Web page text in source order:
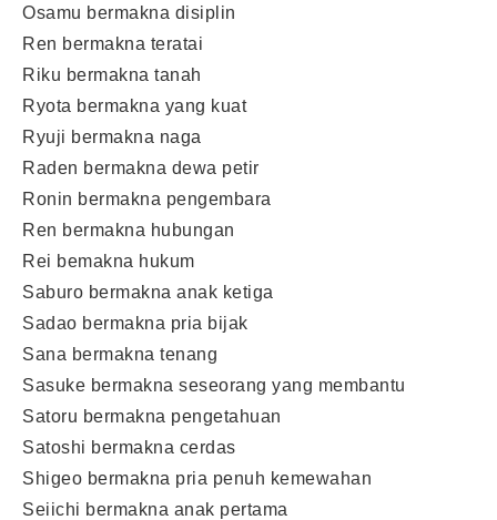
Osamu bermakna disiplin
Ren bermakna teratai
Riku bermakna tanah
Ryota bermakna yang kuat
Ryuji bermakna naga
Raden bermakna dewa petir
Ronin bermakna pengembara
Ren bermakna hubungan
Rei bemakna hukum
Saburo bermakna anak ketiga
Sadao bermakna pria bijak
Sana bermakna tenang
Sasuke bermakna seseorang yang membantu
Satoru bermakna pengetahuan
Satoshi bermakna cerdas
Shigeo bermakna pria penuh kemewahan
Seiichi bermakna anak pertama